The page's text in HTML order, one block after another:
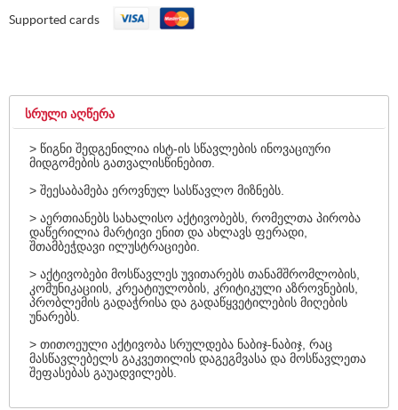
Supported cards
ᲡᲠᲣᲚᲘ ᲐᲦᲬᲔᲠᲐ
> წიგნი შედგენილია ისტ-ის სწავლების ინოვაციური
მიდგომების გათვალისწინებით.
> შეესაბამება ეროვნულ სასწავლო მიზნებს.
> აერთიანებს სახალისო აქტივობებს, რომელთა პირობა
დაწერილია მარტივი ენით და ახლავს ფერადი,
შთამბეჭდავი ილუსტრაციები.
> აქტივობები მოსწავლეს უვითარებს თანამშრომლობის,
კომუნიკაციის, კრეატიულობის, კრიტიკული აზროვნების,
პრობლემის გადაჭრისა და გადაწყვეტილების მიღების
უნარებს.
> თითოეული აქტივობა სრულდება ნაბიჯ-ნაბიჯ, რაც
მასწავლებელს გაკვეთილის დაგეგმვასა და მოსწავლეთა
შეფასებას გაუადვილებს.